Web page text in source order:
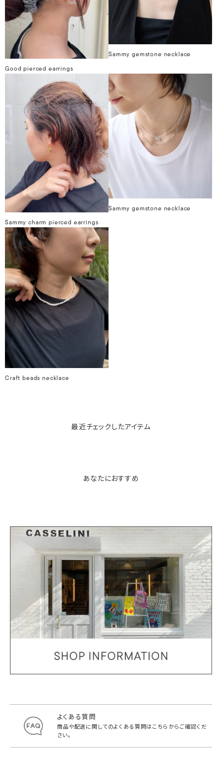
Good pierced earrings
Sammy gemstone necklace
Sammy charm pierced earrings
Sammy gemstone necklace
Craft beads necklace
最近チェックしたアイテム
あなたにおすすめ
よくある質問
商品や配送に関してのよくある質問はこちらからご確認くだ
さい。